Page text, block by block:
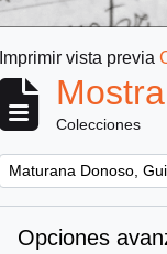
Imprimir vista previa
Colecciones
Remove filter:
Maturana Donoso,
Opciones